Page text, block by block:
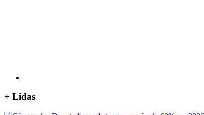
+ Lidas